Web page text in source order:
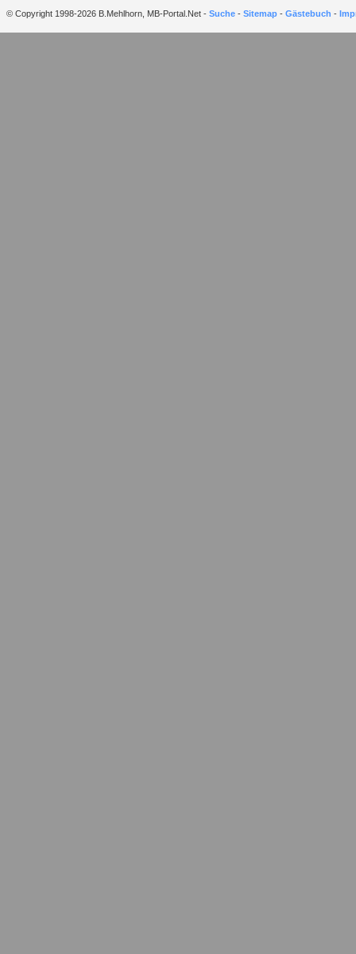
© Copyright 1998-2026 B.Mehlhorn, MB-Portal.Net - Suche - Sitemap - Gästebuch -